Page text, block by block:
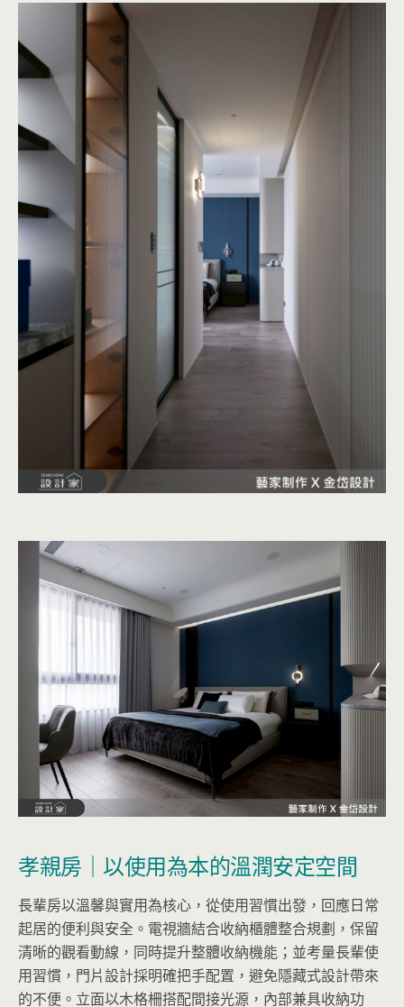
孝親房｜以使用為本的溫潤安定空間
長輩房以溫馨與實用為核心，從使用習慣出發，回應日常
起居的便利與安全。電視牆結合收納櫃體整合規劃，保留
清晰的觀看動線，同時提升整體收納機能；並考量長輩使
用習慣，門片設計採明確把手配置，避免隱藏式設計帶來
的不便。立面以木格柵搭配間接光源，內部兼具收納功